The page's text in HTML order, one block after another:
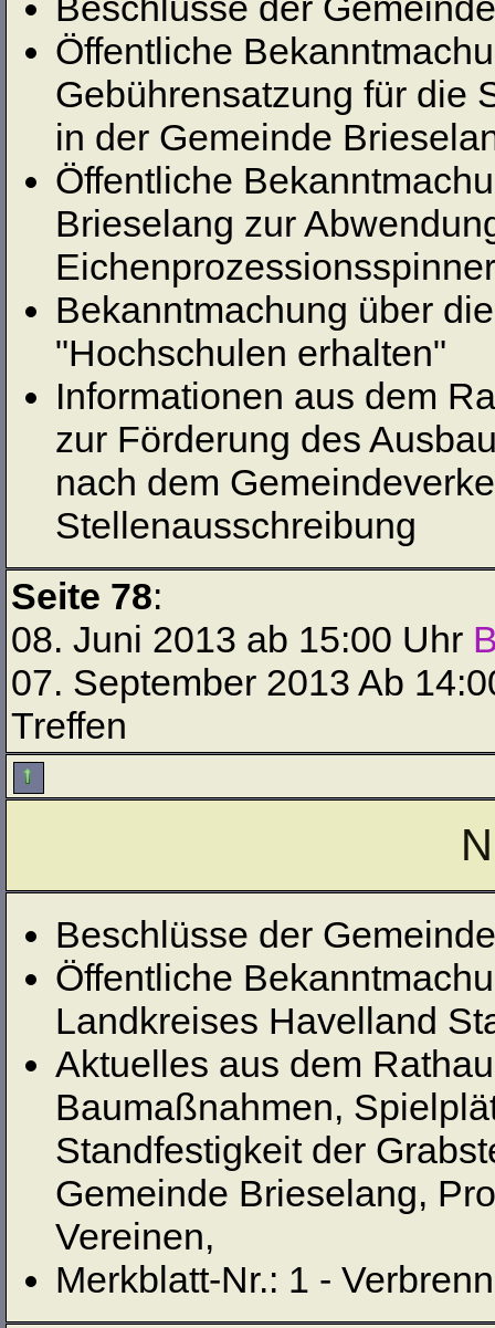
Öffentliche
Gebührensatzung für die
in der Gemeinde
Öffentliche
Brieselang zur
Eichenprozessionsspinner
Bekanntmachung über
"Hochschulen erhalten"
Informationen aus dem
zur Förderung des
nach dem
Stellenausschreibung
Seite 78:
08. Juni 2013 ab 15:00 Uhr
07. September 2013 Ab
Treffen
Beschlüsse der
Öffentliche
Landkreises Havelland
Aktuelles aus dem
Baumaßnahmen,
Standfestigkeit der
Gemeinde Brieselang,
Vereinen,
Merkblatt-Nr.: 1 -